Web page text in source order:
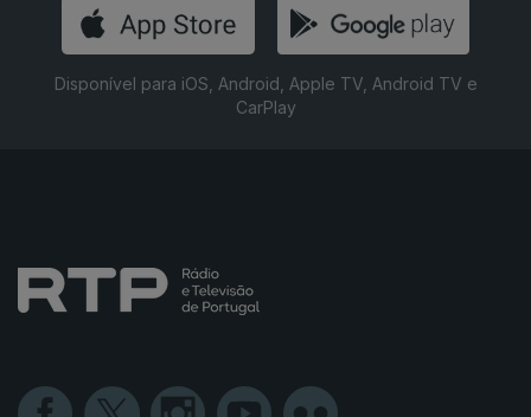
Disponível para iOS, Android, Apple TV, Android TV e
CarPlay